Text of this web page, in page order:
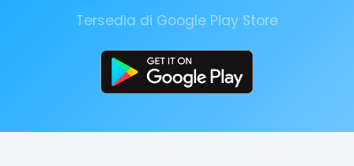
Tersedia di Google Play Store